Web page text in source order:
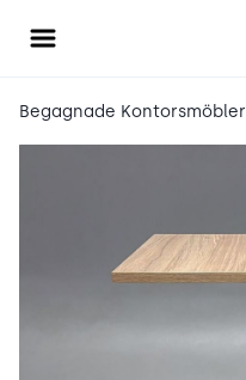
Öppna meny
Begagnade Kontorsmöbler